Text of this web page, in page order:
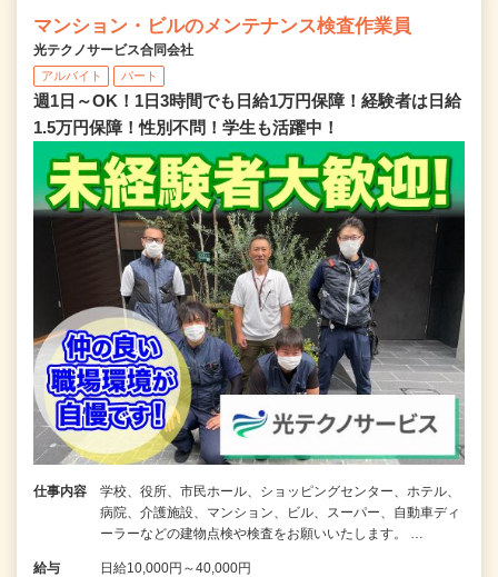
マンション・ビルのメンテナンス検査作業員
光テクノサービス合同会社
アルバイト パート
週1日～OK！1日3時間でも日給1万円保障！経験者は日給
1.5万円保障！性別不問！学生も活躍中！
仕事内容
学校、役所、市民ホール、ショッピングセンター、ホテル、
病院、介護施設、マンション、ビル、スーパー、自動車ディ
ーラーなどの建物点検や検査をお願いいたします。 …
給与 日給10,000円～40,000円